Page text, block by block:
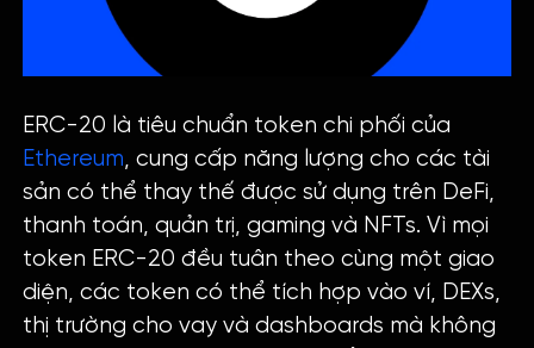
ERC-20 là tiêu chuẩn token chi phối của
Ethereum, cung cấp năng lượng cho các tài
sản có thể thay thế được sử dụng trên DeFi,
thanh toán, quản trị, gaming và NFTs. Vì mọi
token ERC-20 đều tuân theo cùng một giao
diện, các token có thể tích hợp vào ví, DEXs,
thị trường cho vay và dashboards mà không